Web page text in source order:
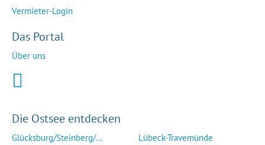
Vermieter-Login
Das Portal
Über uns
Die Ostsee entdecken
Glücksburg/Steinberg/... Lübeck-Travemünde